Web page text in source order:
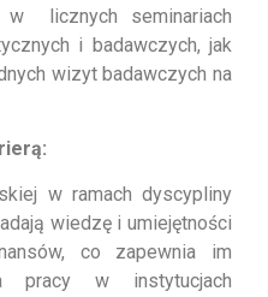
w licznych seminariach
i badawczych, jak
wizyt badawczych na
w ramach dyscypliny
wiedzę i umiejętności
co zapewnia im
pracy w instytucjach